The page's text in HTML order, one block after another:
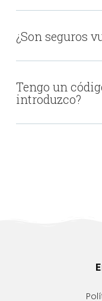
¿Son seguros
Tengo un
introduzco?